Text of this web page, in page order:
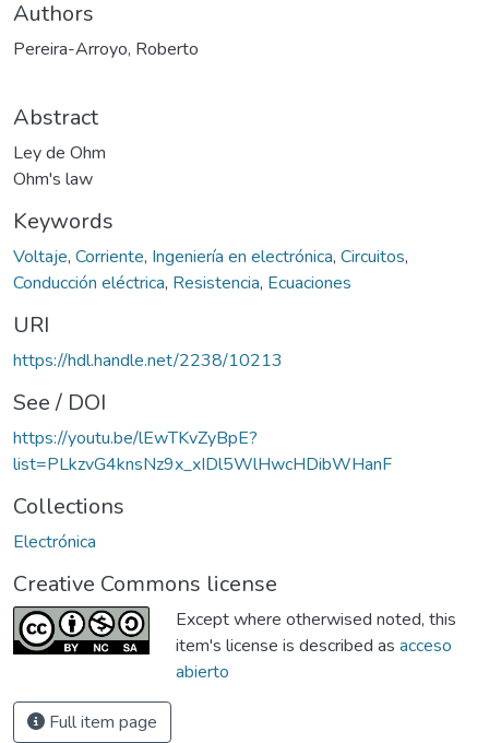
Authors
Pereira-Arroyo, Roberto
Abstract
Ley de Ohm
Ohm's law
Keywords
Voltaje, Corriente, Ingeniería en electrónica, Circuitos,
Conducción eléctrica, Resistencia, Ecuaciones
URI
https://hdl.handle.net/2238/10213
See / DOI
https://youtu.be/lEwTKvZyBpE?
list=PLkzvG4knsNz9x_xIDl5WlHwcHDibWHanF
Collections
Electrónica
Creative Commons license
Except where otherwised noted, this
item's license is described as acceso
abierto
Full item page